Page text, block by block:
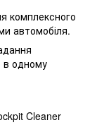
комплексного
автомобіля.
в одному
Cleaner